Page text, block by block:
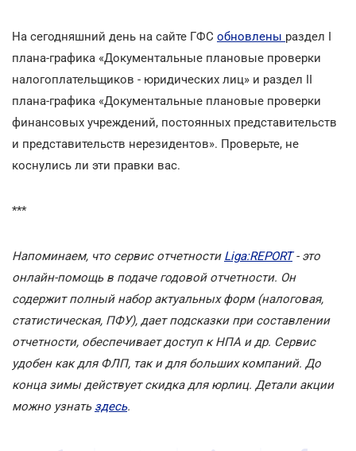
На сегодняшний день на сайте ГФС обновлены раздел I
плана-графика «Документальные плановые проверки
налогоплательщиков - юридических лиц» и раздел II
плана-графика «Документальные плановые проверки
финансовых учреждений, постоянных представительств
и представительств нерезидентов». Проверьте, не
коснулись ли эти правки вас.
***
Напоминаем, что сервис отчетности Liga:REPORT - это
онлайн-помощь в подаче годовой отчетности. Он
содержит полный набор актуальных форм (налоговая,
статистическая, ПФУ), дает подсказки при составлении
отчетности, обеспечивает доступ к НПА и др. Сервис
удобен как для ФЛП, так и для больших компаний. До
конца зимы действует скидка для юрлиц. Детали акции
можно узнать здесь.